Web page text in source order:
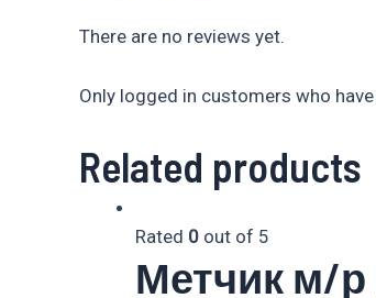
There are no reviews yet.
Only logged in customers who
Related products
Rated 0 out of 5
Метчик м/р